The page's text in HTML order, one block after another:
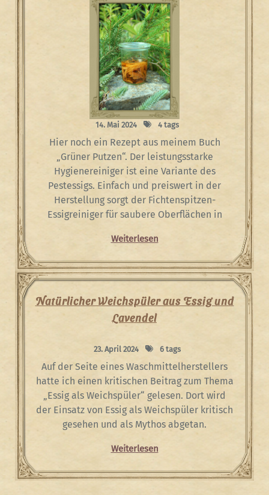
14. Mai 2024 4 tags
Hier noch ein Rezept aus meinem Buch
„Grüner Putzen“. Der leistungsstarke
Hygienereiniger ist eine Variante des
Pestessigs. Einfach und preiswert in der
Herstellung sorgt der Fichtenspitzen-
Essigreiniger für saubere Oberflächen in
Weiterlesen
Natürlicher Weichspüler aus Essig und
Lavendel
23. April 2024 6 tags
Auf der Seite eines Waschmittelherstellers
hatte ich einen kritischen Beitrag zum Thema
„Essig als Weichspüler“ gelesen. Dort wird
der Einsatz von Essig als Weichspüler kritisch
gesehen und als Mythos abgetan.
Weiterlesen